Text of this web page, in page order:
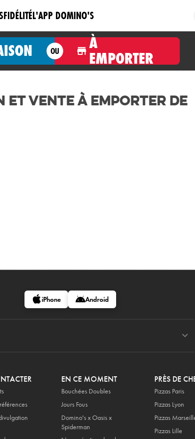
FIDÉLITÉL'APP DOMINO'S
OU
À
EMPORTER
et Vente à Emporter de
iPhone Android
EN CE MOMENT
Bouchées Doubles
Jours Fous
Domino's x Oasis x
Spiderman
PRÈS DE
Pizzas Paris
Pizzas Lyon
Pizzas
Pizzas Lille